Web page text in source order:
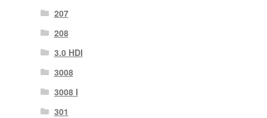
207
208
3.0 HDI
3008
3008 Ι
301